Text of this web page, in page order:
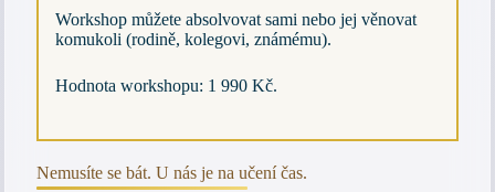
Workshop můžete absolvovat sami nebo jej věnovat
komukoli (rodině, kolegovi, známému).
Hodnota workshopu: 1 990 Kč.
Nemusíte se bát. U nás je na učení čas.